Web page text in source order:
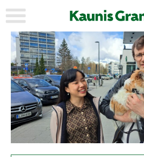
KAUPUNKI
STADEN
AJANKOHTAISTA
AKTUELLT
URHEILU
IDROTT
KULTTUURI
KULTUR
HISTORIA
HISTORIA
YLEINEN
ALLMÄN
MAINOSTAJILLE
FÖR
ANNONSÖRER